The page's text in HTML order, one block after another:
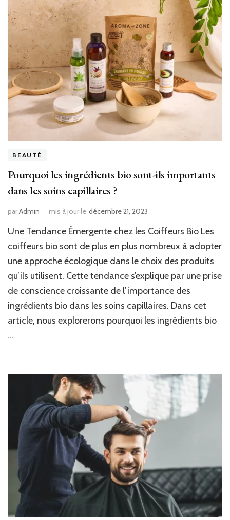
BEAUTÉ
Pourquoi les ingrédients bio sont-ils importants
dans les soins capillaires ?
parAdmin mis à jour le décembre 21, 2023
Une Tendance Émergente chez les Coiffeurs Bio Les
coiffeurs bio sont de plus en plus nombreux à adopter
une approche écologique dans le choix des produits
qu’ils utilisent. Cette tendance s’explique par une prise
de conscience croissante de l’importance des
ingrédients bio dans les soins capillaires. Dans cet
article, nous explorerons pourquoi les ingrédients bio
…